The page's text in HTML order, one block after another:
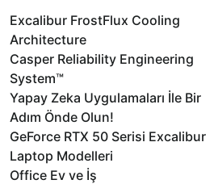
Excalibur FrostFlux Cooling
Architecture
Casper Reliability Engineering
System™
Yapay Zeka Uygulamaları İle Bir
Adım Önde Olun!
GeForce RTX 50 Serisi Excalibur
Laptop Modelleri
Office Ev ve İş